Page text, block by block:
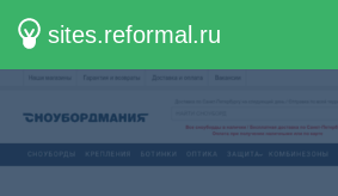
sites.reformal.ru